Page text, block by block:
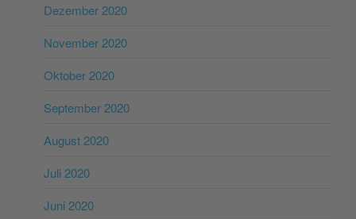
Dezember 2020
November 2020
Oktober 2020
September 2020
August 2020
Juli 2020
Juni 2020